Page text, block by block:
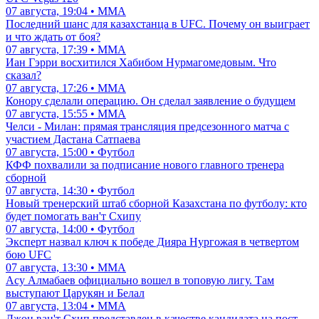
07 августа, 19:04 • ММА
Последний шанс для казахстанца в UFC. Почему он выиграет
и что ждать от боя?
07 августа, 17:39 • ММА
Иан Гэрри восхитился Хабибом Нурмагомедовым. Что
сказал?
07 августа, 17:26 • ММА
Конору сделали операцию. Он сделал заявление о будущем
07 августа, 15:55 • ММА
Челси - Милан: прямая трансляция предсезонного матча с
участием Дастана Сатпаева
07 августа, 15:00 • Футбол
КФФ похвалили за подписание нового главного тренера
сборной
07 августа, 14:30 • Футбол
Новый тренерский штаб сборной Казахстана по футболу: кто
будет помогать ван'т Схипу
07 августа, 14:00 • Футбол
Эксперт назвал ключ к победе Дияра Нургожая в четвертом
бою UFC
07 августа, 13:30 • ММА
Асу Алмабаев официально вошел в топовую лигу. Там
выступают Царукян и Белал
07 августа, 13:04 • ММА